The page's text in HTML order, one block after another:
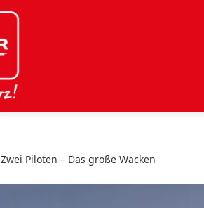
Zwei Piloten – Das große Wacken